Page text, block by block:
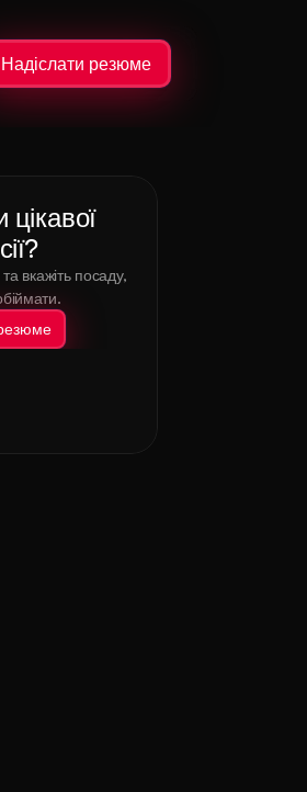
Надіслати резюме
вкажіть посаду,